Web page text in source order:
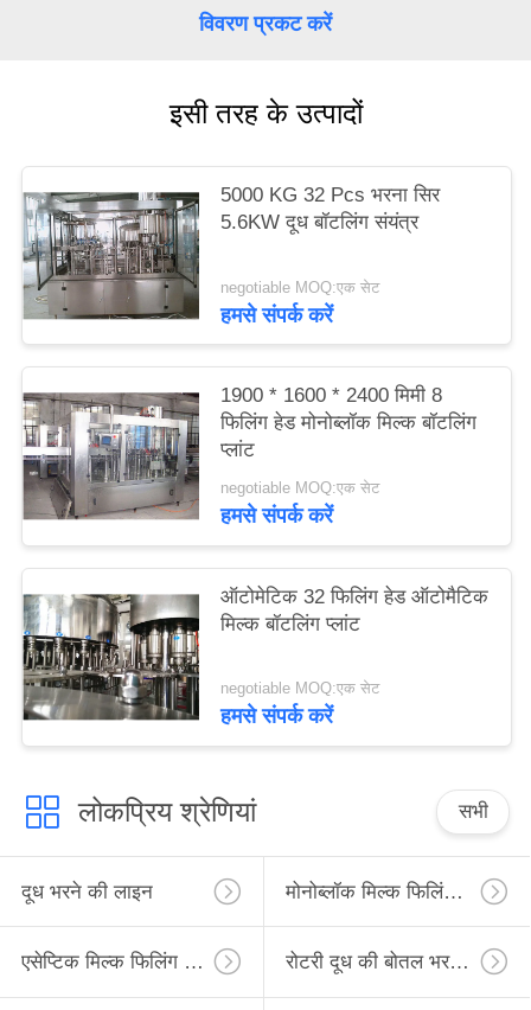
विवरण प्रकट करें
इसी तरह के उत्पादों
5000 KG 32 Pcs भरना सिर
5.6KW दूध बॉटलिंग संयंत्र
negotiable MOQ:एक सेट
हमसे संपर्क करें
1900 * 1600 * 2400 मिमी 8
फिलिंग हेड मोनोब्लॉक मिल्क बॉटलिंग
प्लांट
negotiable MOQ:एक सेट
हमसे संपर्क करें
ऑटोमेटिक 32 फिलिंग हेड ऑटोमैटिक
मिल्क बॉटलिंग प्लांट
negotiable MOQ:एक सेट
हमसे संपर्क करें
लोकप्रिय श्रेणियां सभी
दूध भरने की लाइन मोनोब्लॉक मिल्क फिलिंग लाइन
एसेप्टिक मिल्क फिलिंग लाइन रोटरी दूध की बोतल भरने की लाइन